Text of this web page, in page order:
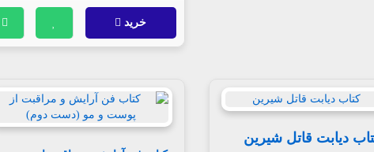
خرید
دیابت قاتل شیرین